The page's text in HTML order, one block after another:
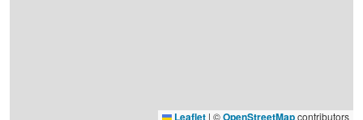
Leaflet | ©OpenStreetMapcontributors